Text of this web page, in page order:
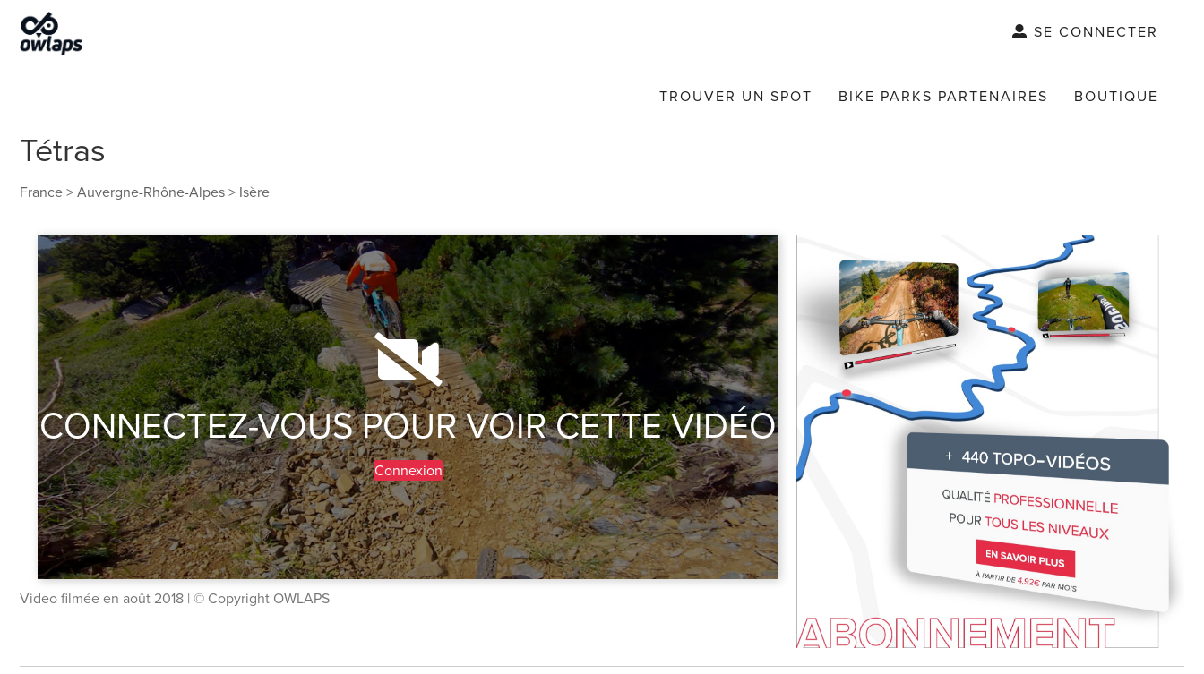
SE CONNECTER
TROUVER UN SPOT BIKE PARKS PARTENAIRES BOUTIQUE
Tétras
France>Auvergne-Rhône-Alpes> Isère
CONNECTEZ-VOUS POUR VOIR CETTE VIDÉO
Connexion
Video filmée en août 2018 | © Copyright OWLAPS